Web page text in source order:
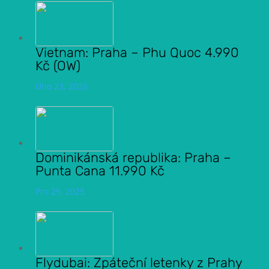
Vietnam: Praha – Phu Quoc 4.990
Kč (OW)
Úno 23, 2026
Dominikánská republika: Praha –
Punta Cana 11.990 Kč
Pro 29, 2025
Flydubai: Zpáteční letenky z Prahy